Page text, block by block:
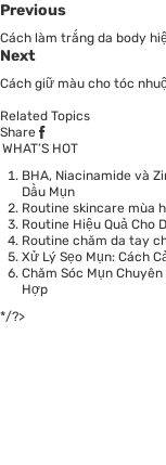
Previous
Cách làm trắng da body
Next
Cách giữ màu cho tóc
Related Topics
Share
WHAT’S HOT
BHA, Niacinamide và
Dầu Mụn
Routine skincare mùa
Routine Hiệu Quả Cho
Routine chăm da tay
Xử Lý Sẹo Mụn: Cách
Chăm Sóc Mụn
Hợp
*/?>